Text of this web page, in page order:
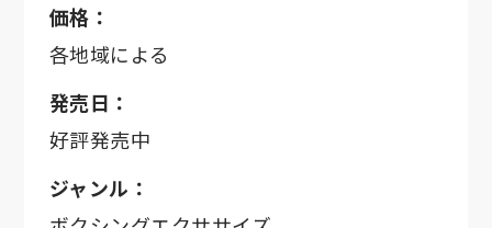
価格：
各地域による
発売日：
好評発売中
ジャンル：